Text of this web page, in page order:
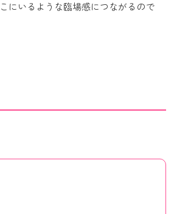
にいるような臨場感につながるので